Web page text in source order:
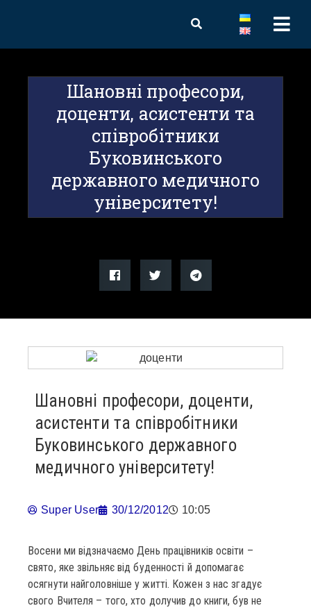
Шановні професори,
доценти, асистенти та
співробітники
Буковинського
державного медичного
університету!
Шановні професори, доценти,
асистенти та співробітники
Буковинського державного
медичного університету!
Super User 30/12/2012 10:05
Восени ми відзначаємо День працівників освіти –
свято, яке звільняє від буденності й допомагає
осягнути найголовніше у житті. Кожен з нас згадує
свого Вчителя – того, хто долучив до книги, був не